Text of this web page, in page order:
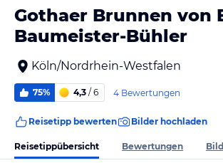
Gothaer Brunnen von
Baumeister-Bühler
Köln/Nordrhein-Westfalen
75% 4,3 / 6 4 Bewertungen
Reisetipp bewerten Bilder hochladen
Reisetippübersicht Bewertungen